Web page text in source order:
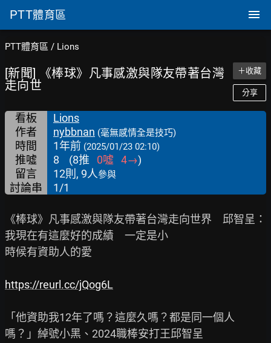
PTT體育區
PTT體育區 / Lions
[新聞] 《棒球》凡事感激與隊友帶著台灣
走向世
＋收藏
分享
看板
Lions
作者
nybbnan (毫無感情全是技巧)
時間 1年前 (2025/01/23 02:10)
推噓 8 (8推 0噓 4→)
留言
12則, 9人參與
討論串 1/1
《棒球》凡事感激與隊友帶著台灣走向世界　邱智呈：
我現在有這麼好的成績　一定是小
時候有資助人的愛
https://reurl.cc/jQog6L
「他資助我12年了嗎？這麼久嗎？都是同一個人
嗎？」綽號小黑、2024職棒安打王邱智呈